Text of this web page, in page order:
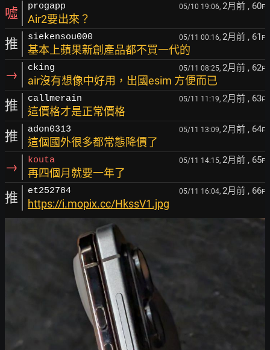
噓 progapp 05/10 19:06, 2月前 , 60F
Air2要出來？
推 siekensou000 05/11 00:16, 2月前 , 61 F
基本上蘋果新創產品都不買一代的
→ cking 05/11 08:25, 2月前 , 62F
air沒有想像中好用，出國esim 方便而已
推 callmerain 05/11 11:19, 2月前 , 63F
這價格才是正常價格
推 adon0313 05/11 13:09, 2月前 , 64F
這個國外很多都常態降價了
→ kouta 05/11 14:15, 2月前 , 65F
再四個月就要一年了
推 et252784 05/11 16:04, 2月前 , 66F
https://i.mopix.cc/HkssV1.jpg